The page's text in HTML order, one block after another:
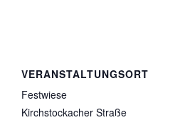
VERANSTALTUNGSORT
Festwiese
Kirchstockacher Straße